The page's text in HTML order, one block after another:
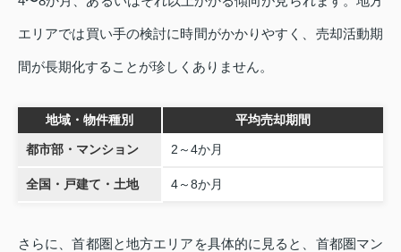
エリアでは買い手の検討に時間がかかりやすく、売却活動期
間が長期化することが珍しくありません。
地域・物件種別 平均売却期間
都市部・マンション 2～4か月
全国・戸建て・土地 4～8か月
さらに、首都圏と地方エリアを具体的に見ると、首都圏マン